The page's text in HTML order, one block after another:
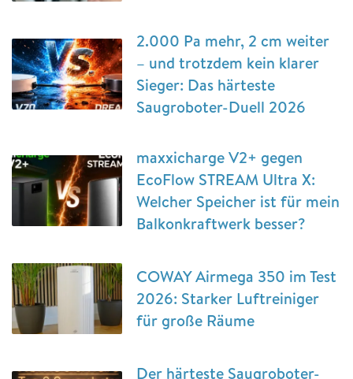
2.000 Pa mehr, 2 cm weiter
– und trotzdem kein klarer
Sieger: Das härteste
Saugroboter-Duell 2026
maxxicharge V2+ gegen
EcoFlow STREAM Ultra X:
Welcher Speicher ist für mein
Balkonkraftwerk besser?
COWAY Airmega 350 im Test
2026: Starker Luftreiniger
für große Räume
Der härteste Saugroboter-